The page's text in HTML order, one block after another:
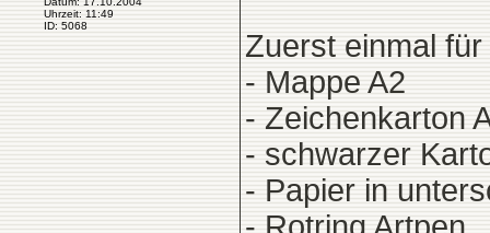
Uhrzeit: 11:49
ID: 5068
Zuerst einmal
- Mappe A2
- Zeichenkarton
- schwarzer
- Papier in